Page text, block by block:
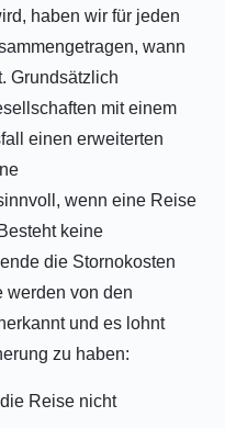
haben wir für jeden
wann
Grundsätzlich
mit einem
einen erweiterten
wenn eine Reise
keine
die Stornokosten
werden von den
und es lohnt
zu haben:
Reise nicht